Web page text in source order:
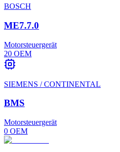
BOSCH
ME7.7.0
Motorsteuergerät
20 OEM
SIEMENS / CONTINENTAL
BMS
Motorsteuergerät
0 OEM